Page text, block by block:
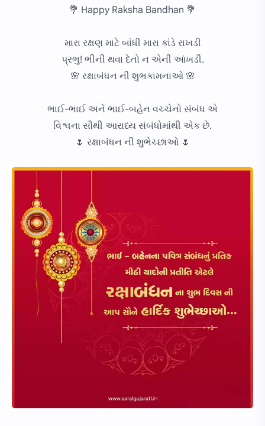
💐 Happy Raksha Bandhan 💐
મારા રક્ષણ માટે બાંધી મારા કાંડે રાખડી
પ્રભુ! ભીની થવા દેતો ન એની આંખડી.
🌸 રક્ષાબંધન ની શુભકામનાઓ 🌸
ભાઈ-ભાઈ અને ભાઈ-બહેન વચ્ચેનો સંબંધ એ
વિશ્વના સૌથી આરાધ્ય સંબંધોમાંથી એક છે.
🌷 રક્ષાબંધન ની શુભેચ્છાઓ 🌷